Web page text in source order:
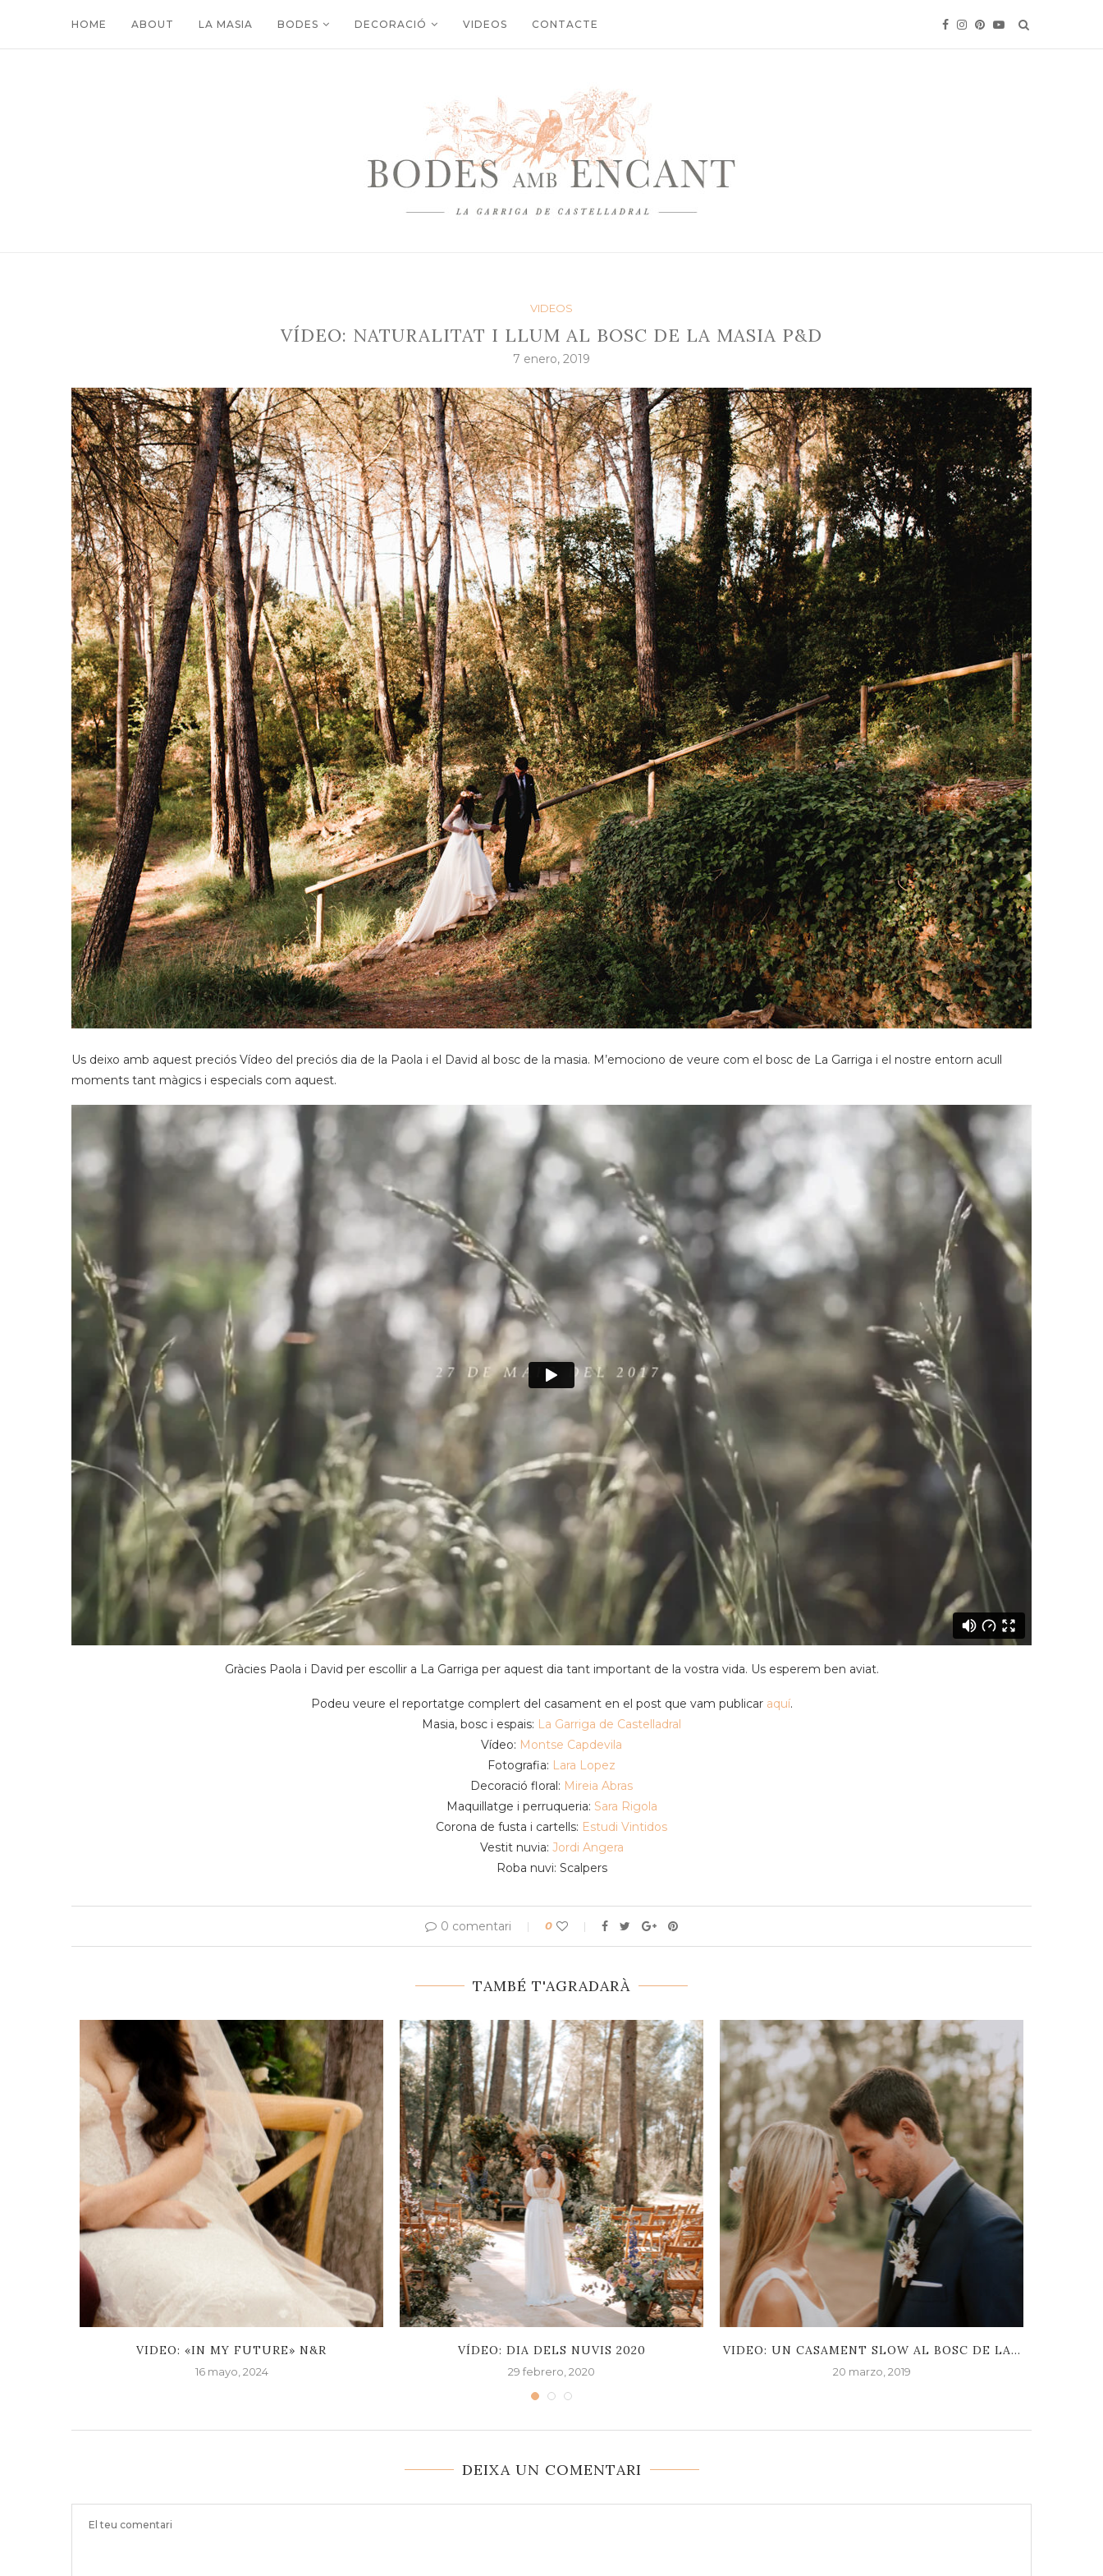
HOME ABOUT LA MASIA BODES DECORACIÓ VIDEOS CONTACTE
VIDEOS
VÍDEO: NATURALITAT I LLUM AL BOSC DE LA MASIA P&D
7 enero, 2019
Us deixo amb aquest preciós Vídeo del preciós dia de la Paola i el David al bosc de la masia. M’emociono de veure com el bosc de La Garriga i el nostre entorn acull
moments tant màgics i especials com aquest.
Gràcies Paola i David per escollir a La Garriga per aquest dia tant important de la vostra vida. Us esperem ben aviat.
Podeu veure el reportatge complert del casament en el post que vam publicar aquí.
Masia, bosc i espais: La Garriga de Castelladral
Vídeo: Montse Capdevila
Fotografia: Lara Lopez
Decoració floral: Mireia Abras
Maquillatge i perruqueria: Sara Rigola
Corona de fusta i cartells: Estudi Vintidos
Vestit nuvia: Jordi Angera
Roba nuvi: Scalpers
0 comentari 0
TAMBÉ T'AGRADARÀ
VIDEO: «IN MY FUTURE» N&R
16 mayo, 2024
VÍDEO: DIA DELS NUVIS 2020
29 febrero, 2020
VIDEO: UN CASAMENT SLOW AL BOSC DE LA...
20 marzo, 2019
DEIXA UN COMENTARI